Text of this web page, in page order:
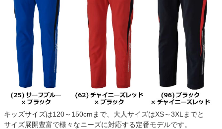
キッズサイズは120～150cmまで、大人サイズはXS～3XLまでと
サイズ展開豊富で様々なニーズに対応する定番モデルです。